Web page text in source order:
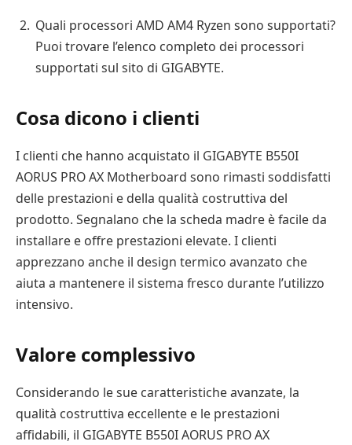
Quali processori AMD AM4 Ryzen sono supportati?
Puoi trovare l’elenco completo dei processori
supportati sul sito di GIGABYTE.
Cosa dicono i clienti
I clienti che hanno acquistato il GIGABYTE B550I
AORUS PRO AX Motherboard sono rimasti soddisfatti
delle prestazioni e della qualità costruttiva del
prodotto. Segnalano che la scheda madre è facile da
installare e offre prestazioni elevate. I clienti
apprezzano anche il design termico avanzato che
aiuta a mantenere il sistema fresco durante l’utilizzo
intensivo.
Valore complessivo
Considerando le sue caratteristiche avanzate, la
qualità costruttiva eccellente e le prestazioni
affidabili, il GIGABYTE B550I AORUS PRO AX